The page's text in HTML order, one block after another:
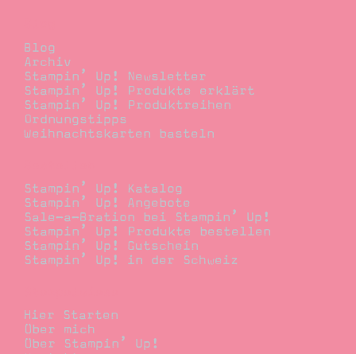
Blog
Archiv
Stampin’ Up! Newsletter
Stampin’ Up! Produkte erklärt
Stampin’ Up! Produktreihen
Ordnungstipps
Weihnachtskarten basteln
Stampin’ Up! Katalog
Stampin’ Up! Angebote
Sale-a-Bration bei Stampin’ Up!
Stampin’ Up! Produkte bestellen
Stampin’ Up! Gutschein
Stampin’ Up! in der Schweiz
Hier Starten
Über mich
Über Stampin’ Up!